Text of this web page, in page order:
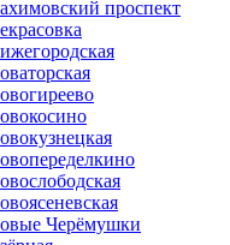
проспект
Черёмушки